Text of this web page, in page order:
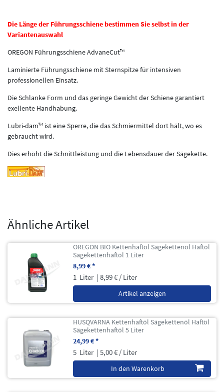
Die Länge der Führungsschiene bestimmen Sie selbst in der
Variantenauswahl
OREGON Führungsschiene AdvaneCut™
Laminierte Führungsschiene mit Sternspitze für intensiven
professionellen Einsatz.
Die Schlanke Form und das geringe Gewicht der Schiene garantiert
exellente Handhabung.
Lubri-dam™ ist eine Sperre, die das Schmiermittel dort hält, wo es
gebraucht wird.
Dies erhöht die Schnittleistung und die Lebensdauer der Sägekette.
Ähnliche Artikel
OREGON BIO Kettenhaftöl Sägekettenöl Haftöl
Sägekettenhaftöl 1 Liter
8,99 € *
1 Liter | 8,99 € / Liter
Artikel anzeigen
HUSQVARNA Kettenhaftöl Sägekettenöl Haftöl
Sägekettenhaftöl 5 Liter
24,99 € *
5 Liter | 5,00 € / Liter
In den Warenkorb